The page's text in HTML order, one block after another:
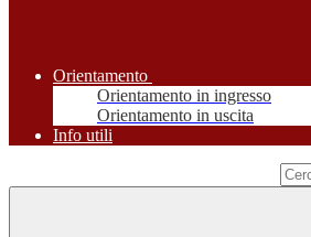
Orientamento
Orientamento in ingresso
Orientamento in uscita
Info utili